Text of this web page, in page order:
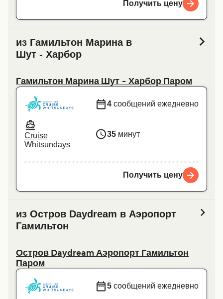
Получить цену
из Гамильтон Марина в
Шут - Харбор
Гамильтон Марина Шут - Харбор Паром
Cruise
Whitsundays
4 сообщений ежедневно
35 минут
Получить цену
из Остров Daydream в Аэропорт
Гамильтон
Остров Daydream Аэропорт Гамильтон
Паром
5 сообщений ежедневно